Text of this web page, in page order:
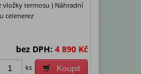
vložky termosu ) Náhradní
celenerez
bez DPH: 4 890 Kč
Koupit
ks